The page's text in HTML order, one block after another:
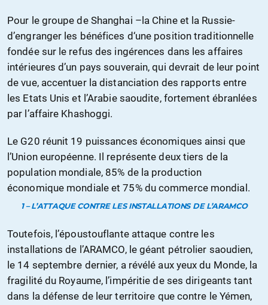
Pour le groupe de Shanghai –la Chine et la Russie-
d’engranger les bénéfices d‘une position traditionnelle
fondée sur le refus des ingérences dans les affaires
intérieures d’un pays souverain, qui devrait de leur point
de vue, accentuer la distanciation des rapports entre
les Etats Unis et l’Arabie saoudite, fortement ébranlées
par l’affaire Khashoggi.
Le G20 réunit 19 puissances économiques ainsi que
l’Union européenne. Il représente deux tiers de la
population mondiale, 85% de la production
économique mondiale et 75% du commerce mondial.
1 – L’ATTAQUE CONTRE LES INSTALLATIONS DE L’ARAMCO
Toutefois, l’époustouflante attaque contre les
installations de l’ARAMCO, le géant pétrolier saoudien,
le 14 septembre dernier, a révélé aux yeux du Monde, la
fragilité du Royaume, l’impéritie de ses dirigeants tant
dans la défense de leur territoire que contre le Yémen,